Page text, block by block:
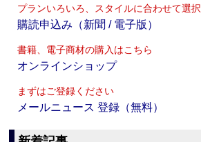
プランいろいろ、スタイルに合わせて選択
購読申込み（新聞 / 電子版）
書籍、電子商材の購入はこちら
オンラインショップ
まずはご登録ください
メールニュース 登録（無料）